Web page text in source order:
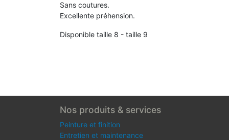
Sans coutures.
Excellente préhension.
Disponible taille 8 - taille 9
Nos produits & services
Peinture et finition
Entretien et maintenance